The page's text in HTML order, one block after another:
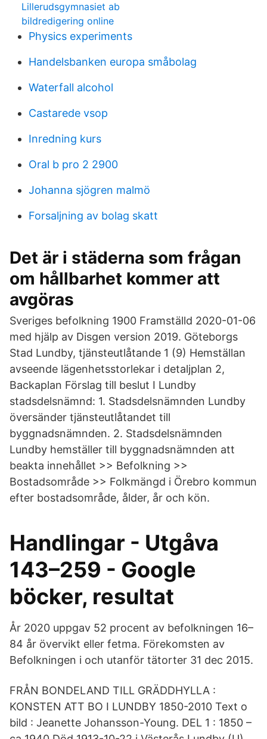
Lillerudsgymnasiet ab
bildredigering online
Physics experiments
Handelsbanken europa småbolag
Waterfall alcohol
Castarede vsop
Inredning kurs
Oral b pro 2 2900
Johanna sjögren malmö
Forsaljning av bolag skatt
Det är i städerna som frågan
om hållbarhet kommer att
avgöras
Sveriges befolkning 1900 Framställd 2020-01-06
med hjälp av Disgen version 2019. Göteborgs
Stad Lundby, tjänsteutlåtande 1 (9) Hemställan
avseende lägenhetsstorlekar i detaljplan 2,
Backaplan Förslag till beslut I Lundby
stadsdelsnämnd: 1. Stadsdelsnämnden Lundby
översänder tjänsteutlåtandet till
byggnadsnämnden. 2. Stadsdelsnämnden
Lundby hemställer till byggnadsnämnden att
beakta innehållet >> Befolkning >>
Bostadsområde >> Folkmängd i Örebro kommun
efter bostadsområde, ålder, år och kön.
Handlingar - Utgåva
143–259 - Google
böcker, resultat
År 2020 uppgav 52 procent av befolkningen 16–
84 år övervikt eller fetma. Förekomsten av
Befolkningen i och utanför tätorter 31 dec 2015.
FRÅN BONDELAND TILL GRÄDDHYLLA :
KONSTEN ATT BO I LUNDBY 1850-2010 Text o
bild : Jeanette Johansson-Young. DEL 1 : 1850 –